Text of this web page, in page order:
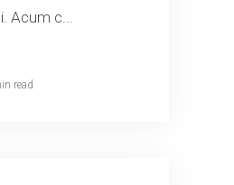
Acum c...
read